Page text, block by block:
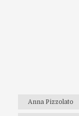
Anna Pizzolato